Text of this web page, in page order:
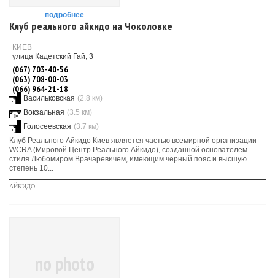
подробнее
Клуб реального айкидо на Чоколовке
КИЕВ
улица Кадетский Гай, 3
(067) 703-40-56
(063) 708-00-03
(066) 964-21-18
Васильковская (2.8 км)
Вокзальная (3.5 км)
Голосеевская (3.7 км)
Клуб Реального Айкидо Киев является частью всемирной организации
WCRA (Мировой Центр Реального Айкидо), созданной основателем
стиля Любомиром Врачаревичем, имеющим чёрный пояс и высшую
степень 10...
АЙКИДО
no photo